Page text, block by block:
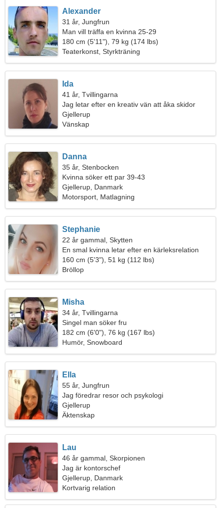
Alexander
31 år, Jungfrun
Man vill träffa en kvinna 25-29
180 cm (5'11"), 79 kg (174 lbs)
Teaterkonst, Styrkträning
Ida
41 år, Tvillingarna
Jag letar efter en kreativ vän att åka skidor
tillsammans
Gjellerup
Vänskap
Danna
35 år, Stenbocken
Kvinna söker ett par 39-43
Gjellerup, Danmark
Motorsport, Matlagning
Stephanie
22 år gammal, Skytten
En smal kvinna letar efter en kärleksrelation
160 cm (5'3"), 51 kg (112 lbs)
Bröllop
Misha
34 år, Tvillingarna
Singel man söker fru
182 cm (6'0"), 76 kg (167 lbs)
Humör, Snowboard
Ella
55 år, Jungfrun
Jag föredrar resor och psykologi
Gjellerup
Äktenskap
Lau
46 år gammal, Skorpionen
Jag är kontorschef
Gjellerup, Danmark
Kortvarig relation